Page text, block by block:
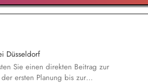
Düsseldorf
Sie einen direkten Beitrag zur
ersten Planung bis zur